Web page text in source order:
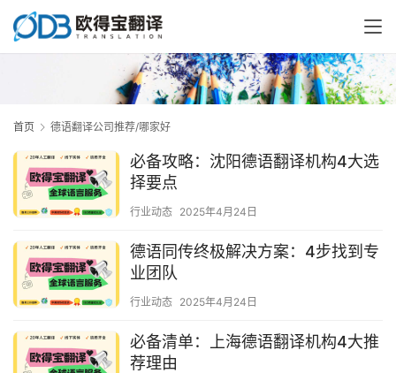
首页 德语翻译公司推荐/哪家好
必备攻略：沈阳德语翻译机构4大选
择要点
行业动态 2025年4月24日
德语同传终极解决方案：4步找到专
业团队
行业动态 2025年4月24日
必备清单：上海德语翻译机构4大推
荐理由